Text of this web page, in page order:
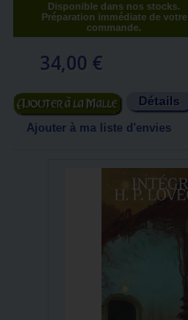
Disponible dans nos stocks.
Préparation immédiate de votre
commande.
34,00 €
Ajouter au panier Détails
Ajouter à ma liste d'envies